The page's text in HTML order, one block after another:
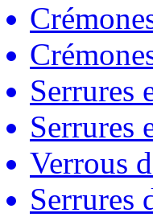
Serrures
Serrures
Verrous
Serrures